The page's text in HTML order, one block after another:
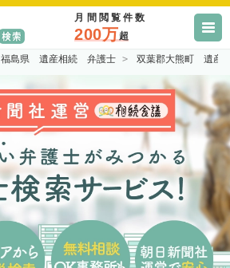
月間閲覧件数
200万超
福島県 遺産相続 弁護士 双葉郡大熊町 遺産